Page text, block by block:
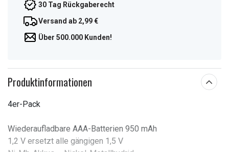
30 Tag Rückgaberecht
Versand ab 2,99 €
Über 500.000 Kunden!
Produktinformationen
4er-Pack
Wiederaufladbare AAA-Batterien 950 mAh
1,2 V ersetzt alle gängigen 1,5 V